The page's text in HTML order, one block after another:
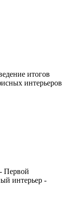
итогов
интерьеров
Первой
интерьер -